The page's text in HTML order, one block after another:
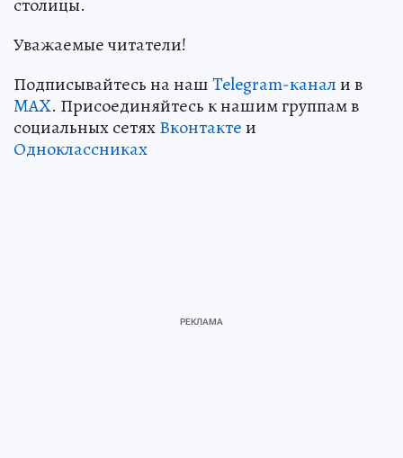
Уважаемые читатели!
Подписывайтесь на нашTelegram-канали в
MAX. Присоединяйтесь к нашим группам в
социальных сетяхВконтактеи
Одноклассниках